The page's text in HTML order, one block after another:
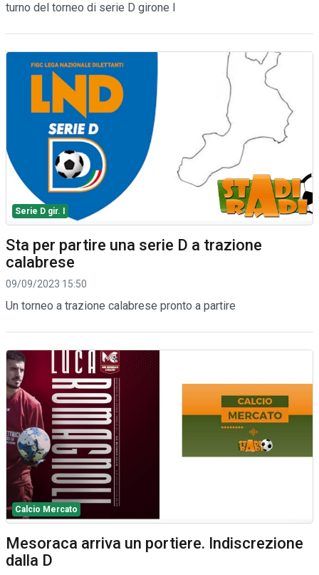
turno del torneo di serie D girone I
Serie D gir. I
Sta per partire una serie D a trazione
calabrese
09/09/2023 15:50
Un torneo a trazione calabrese pronto a partire
Calcio Mercato
Mesoraca arriva un portiere. Indiscrezione
dalla D